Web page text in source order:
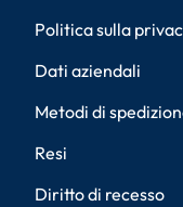
Politica sulla
Dati aziendali
Metodi di
Resi
Diritto di recesso